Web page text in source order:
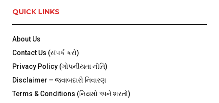
QUICK LINKS
About Us
Contact Us (સંપર્ક કરો)
Privacy Policy (ગોપનીયતા નીતિ)
Disclaimer – જવાબદારી નિવારણ
Terms & Conditions (નિયમો અને શરતો)